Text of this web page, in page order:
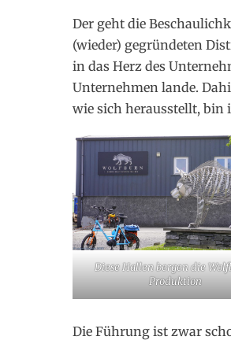
Der geht die
(wieder) gegründeten
in das Herz des
Unternehmen lande.
wie sich herausstellt, bin
Diese Hallen bergen die
Produktion
Die Führung ist zwar